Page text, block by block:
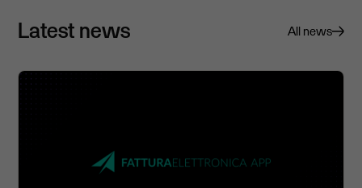
Latest news All news